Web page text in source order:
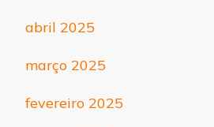
abril 2025
março 2025
fevereiro 2025